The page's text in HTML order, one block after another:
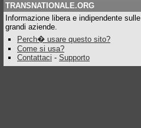
TRANSNATIONALE.ORG
Informazione libera e indipendente sulle
grandi aziende.
Perch� usare questo sito?
Come si usa?
Contattaci - Supporto